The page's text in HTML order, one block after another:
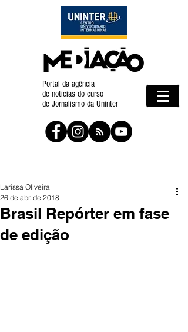
Portal da agência
de notícias do curso
de Jornalismo da Uninter
Brasil Repórter em fase
de edição
Larissa Oliveira
26 de abr. de 2018